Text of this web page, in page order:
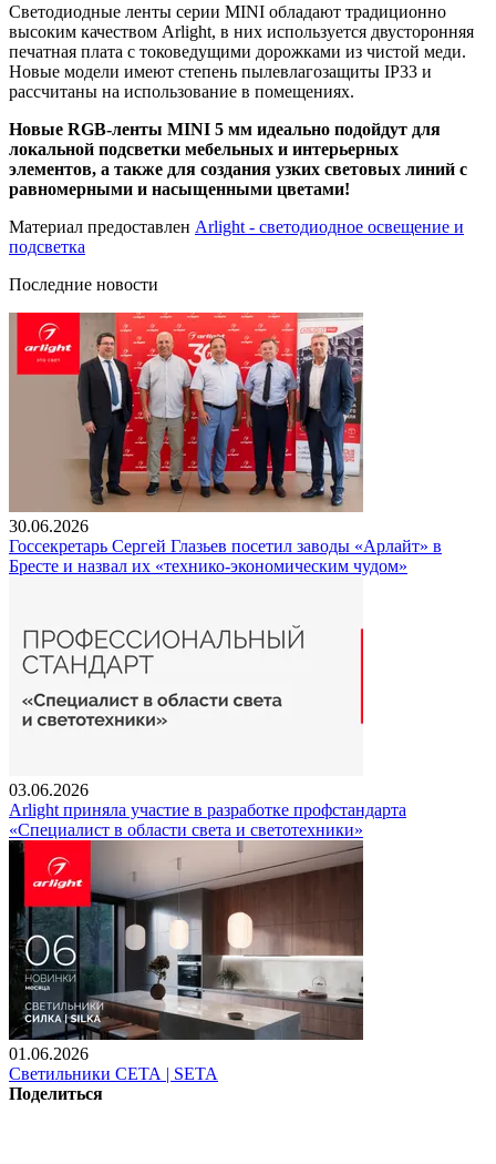
Светодиодные ленты серии MINI обладают традиционно
высоким качеством Arlight, в них используется двусторонняя
печатная плата с токоведущими дорожками из чистой меди.
Новые модели имеют степень пылевлагозащиты IP33 и
рассчитаны на использование в помещениях.
Новые RGB-ленты MINI 5 мм идеально подойдут для
локальной подсветки мебельных и интерьерных
элементов, а также для создания узких световых линий с
равномерными и насыщенными цветами!
Материал предоставлен Arlight - светодиодное освещение и
подсветка
Последние новости
30.06.2026
Госсекретарь Сергей Глазьев посетил заводы «Арлайт» в
Бресте и назвал их «технико-экономическим чудом»
03.06.2026
Arlight приняла участие в разработке профстандарта
«Специалист в области света и светотехники»
01.06.2026
Светильники СЕТА | SETA
Поделиться